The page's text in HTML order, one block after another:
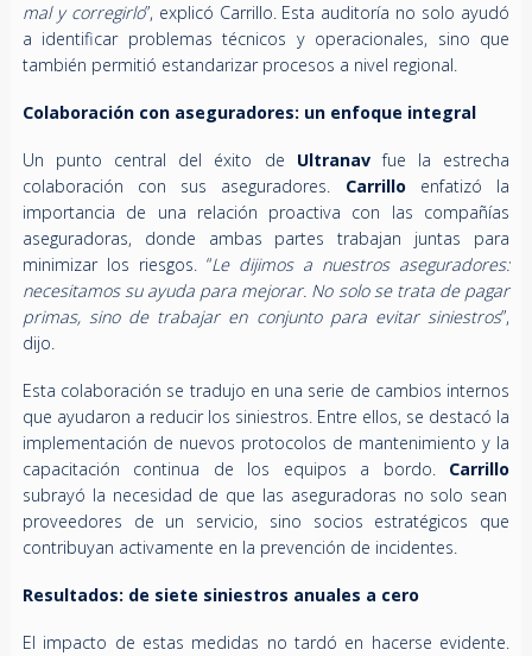
mal y corregirlo”, explicó Carrillo. Esta auditoría no solo ayudó
a identificar problemas técnicos y operacionales, sino que
también permitió estandarizar procesos a nivel regional.
Colaboración con aseguradores: un enfoque integral
Un punto central del éxito de Ultranavfue la estrecha
colaboración con sus aseguradores. Carrillo enfatizó la
importancia de una relación proactiva con las compañías
aseguradoras, donde ambas partes trabajan juntas para
minimizar los riesgos. “Le dijimos a nuestros aseguradores:
necesitamos su ayuda para mejorar. No solo se trata de pagar
primas, sino de trabajar en conjunto para evitar siniestros”,
dijo.
Esta colaboración se tradujo en una serie de cambios internos
que ayudaron a reducir los siniestros. Entre ellos, se destacó la
implementación de nuevos protocolos de mantenimiento y la
capacitación continua de los equipos a bordo. Carrillo
subrayó la necesidad de que las aseguradoras no solo sean
proveedores de un servicio, sino socios estratégicos que
contribuyan activamente en la prevención de incidentes.
Resultados: de siete siniestros anuales a cero
El impacto de estas medidas no tardó en hacerse evidente.